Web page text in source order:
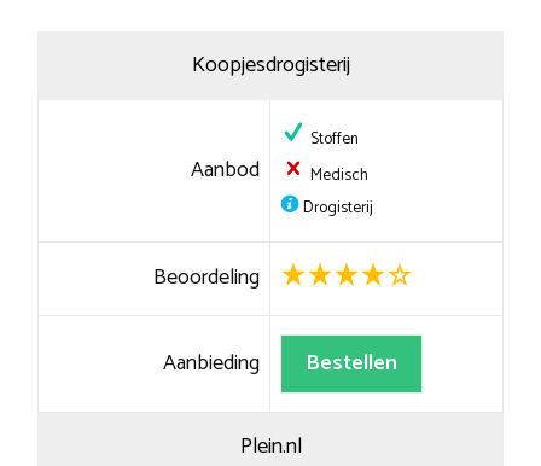
Koopjesdrogisterij
Aanbod
Stoffen
Medisch
Drogisterij
Beoordeling
Aanbieding Bestellen
Plein.nl